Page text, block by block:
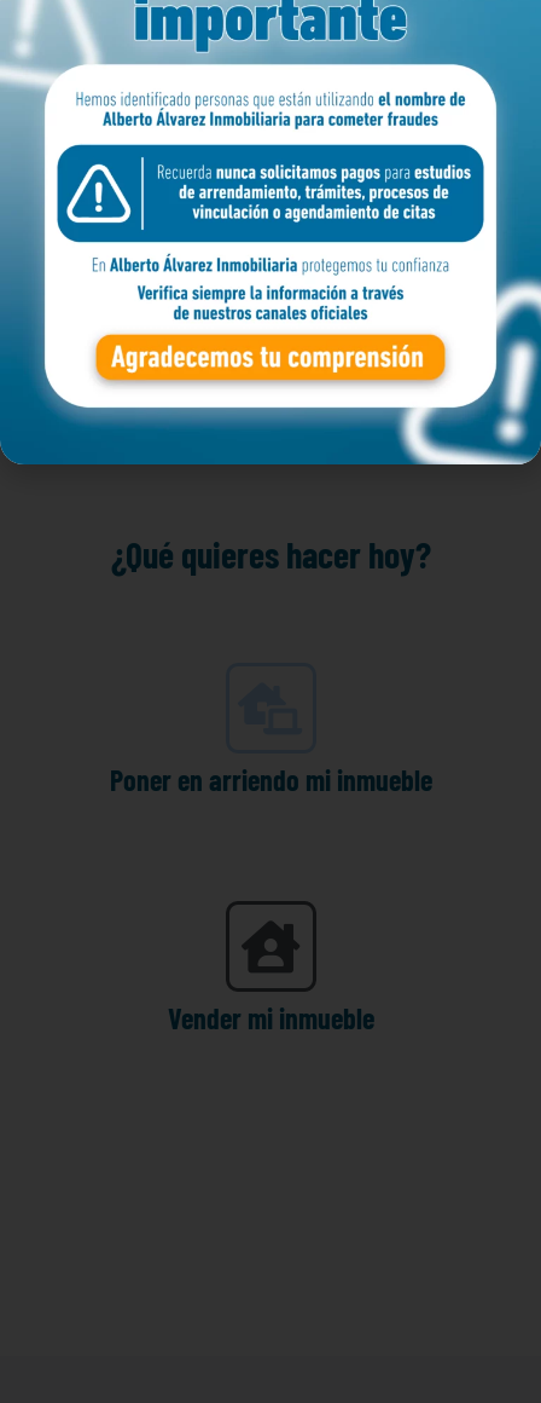
ZONA
BARRIO
APARTAMENTO
Filtro avanzado Buscar
¿Qué quieres hacer hoy?
Poner en arriendo mi inmueble
Vender mi inmueble